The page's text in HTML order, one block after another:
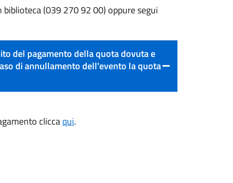
(039 270 92 00) oppure segui
del pagamento della quota dovuta e
di annullamento dell'evento la quota
cliccaqui.